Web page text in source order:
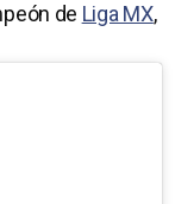
de Liga MX,